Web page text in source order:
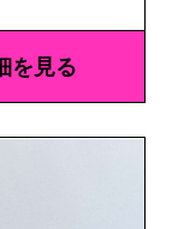
を見る